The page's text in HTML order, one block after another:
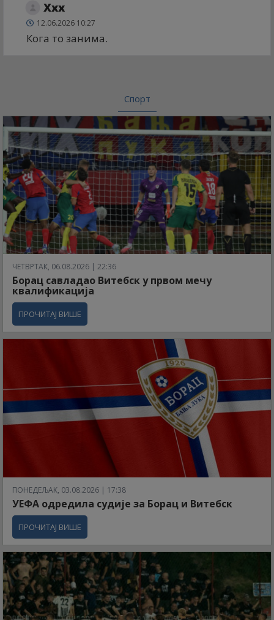
Xxx
12.06.2026 10:27
Кога то занима.
Спорт
ЧЕТВРТАК, 06.08.2026 | 22:36
Борац савладао Витебск у првом мечу
квалификација
ПРОЧИТАЈ ВИШЕ
ПОНЕДЕЉАК, 03.08.2026 | 17:38
УЕФА одредила судије за Борац и Витебск
ПРОЧИТАЈ ВИШЕ